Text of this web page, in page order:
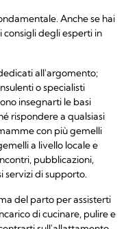
Anche se hai
degli esperti in
all'argomento;
o specialisti
insegnarti le basi
rispondere a qualsiasi
con più gemelli
a livello locale e
pubblicazioni,
servizi di supporto.
del parto per assisterti
di cucinare, pulire e